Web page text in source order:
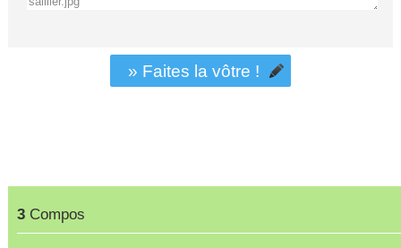
3Compos
» Faites la vôtre !